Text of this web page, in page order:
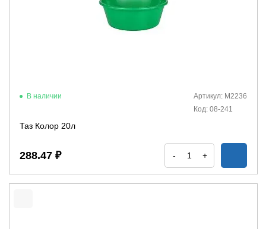
В наличии
Артикул: М2236
Код: 08-241
Таз Колор 20л
288.47 ₽ - +